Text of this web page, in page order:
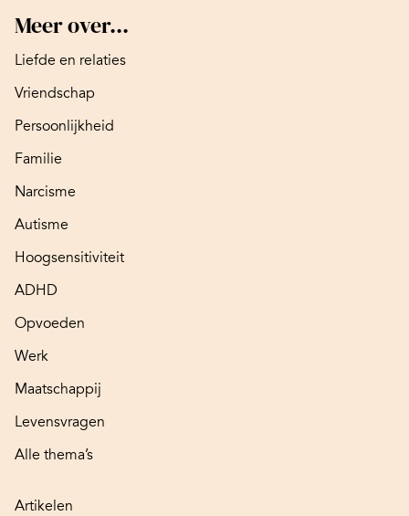
Meer over...
Liefde en relaties
Vriendschap
Persoonlijkheid
Familie
Narcisme
Autisme
Hoogsensitiviteit
ADHD
Opvoeden
Werk
Maatschappij
Levensvragen
Alle thema’s
Artikelen